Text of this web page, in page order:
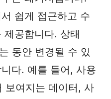
쉽게 접근하고 수
공합니다. 상태
동안 변경될 수 있
다. 예를 들어, 사용
보여지는 데이터, 사